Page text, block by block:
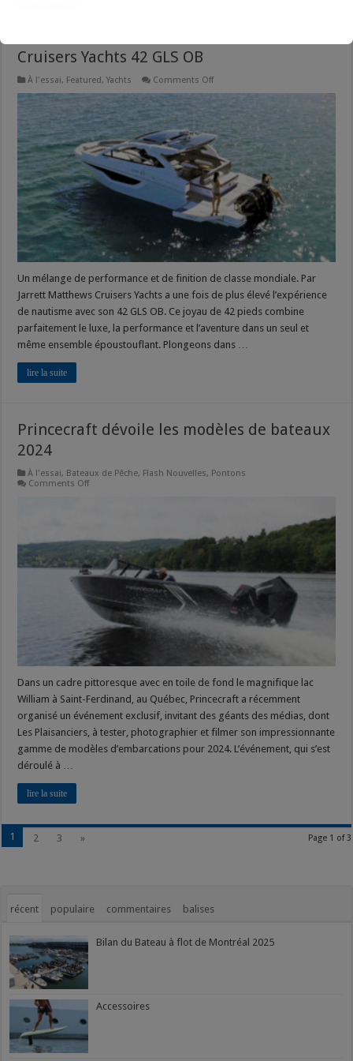
Cruisers Yachts 42 GLS OB
À l'essai, Featured,Yachts Comments Offon
42
GLS
Un mélange de performance et de finition de classe mondiale. Par
Jarrett Matthews Cruisers Yachts a une fois de plus élevé l’expérience
de nautisme avec son 42 GLS OB. Ce joyau de 42 pieds combine
parfaitement le luxe, la performance et l’aventure dans un seul et
même ensemble époustouflant. Plongeons dans …
lire la suite
Princecraft dévoile les modèles de bateaux
2024
À l'essai, Bateaux de Pêche, Flash Nouvelles, Pontons
Comments Offon
bateaux
2024
Dans un cadre pittoresque avec en toile de fond le magnifique lac
William à Saint-Ferdinand, au Québec, Princecraft a récemment
organisé un événement exclusif, invitant des géants des médias, dont
Les Plaisanciers, à tester, photographier et filmer son impressionnante
gamme de modèles d’embarcations pour 2024. L’événement, qui s’est
déroulé à …
lire la suite
Page 1 of 3
1 2 3 »
récent populaire commentaires balises
Bilan du Bateau à flot de Montréal 2025
Accessoires